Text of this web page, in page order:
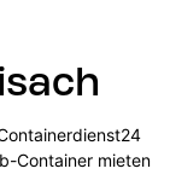
Container mieten